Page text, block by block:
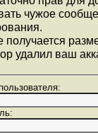
чужое
получается
удалил ваш